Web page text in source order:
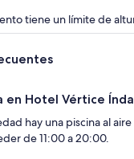
tiene un límite de
en Hotel Vértice
hay una piscina al
de 11:00 a 20:00.